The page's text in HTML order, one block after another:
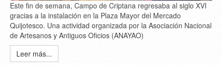
Este fin de semana, Campo de Criptana regresaba al siglo XVI
gracias a la instalación en la Plaza Mayor del Mercado
Quijotesco. Una actividad organizada por la Asociación Nacional
de Artesanos y Antiguos Oficios (ANAYAO)
Leer más...